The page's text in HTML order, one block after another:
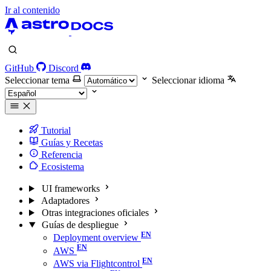
Ir al contenido
GitHub
Discord
Seleccionar tema
Seleccionar idioma
Tutorial
Guías y Recetas
Referencia
Ecosistema
UI frameworks
Adaptadores
Otras integraciones oficiales
Guías de despliegue
Deployment overview
AWS
AWS via Flightcontrol